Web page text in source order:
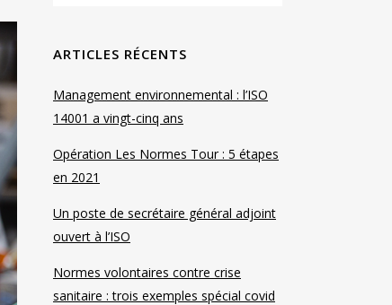
ARTICLES RÉCENTS
Management environnemental : l’ISO
14001 a vingt-cinq ans
Opération Les Normes Tour : 5 étapes
en 2021
Un poste de secrétaire général adjoint
ouvert à l’ISO
Normes volontaires contre crise
sanitaire : trois exemples spécial covid